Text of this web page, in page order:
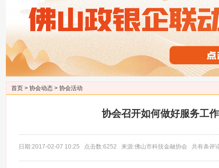
首页 > 协会动态 > 协会活动
协会召开如何做好服务工
日期:2017-02-07 10:25 点击数:6252 来源:佛山市科技金融协会 共有条评